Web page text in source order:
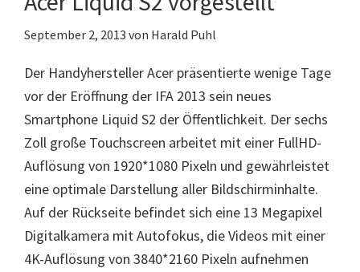
September 2, 2013 von Harald Puhl
Der Handyhersteller Acer präsentierte wenige Tage
vor der Eröffnung der IFA 2013 sein neues
Smartphone Liquid S2 der Öffentlichkeit. Der sechs
Zoll große Touchscreen arbeitet mit einer FullHD-
Auflösung von 1920*1080 Pixeln und gewährleistet
eine optimale Darstellung aller Bildschirminhalte.
Auf der Rückseite befindet sich eine 13 Megapixel
Digitalkamera mit Autofokus, die Videos mit einer
4K-Auflösung von 3840*2160 Pixeln aufnehmen